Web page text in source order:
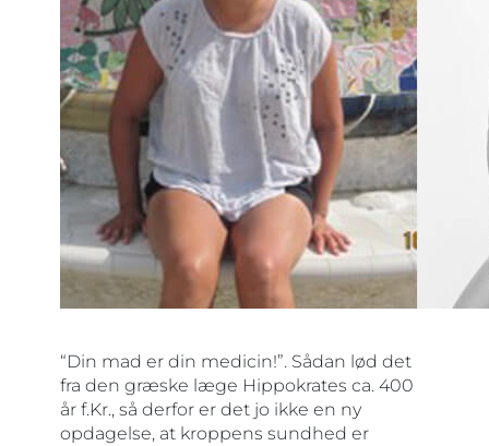
“Din mad er din medicin!”. Sådan lød det
fra den græske læge Hippokrates ca. 400
år f.Kr., så derfor er det jo ikke en ny
opdagelse, at kroppens sundhed er